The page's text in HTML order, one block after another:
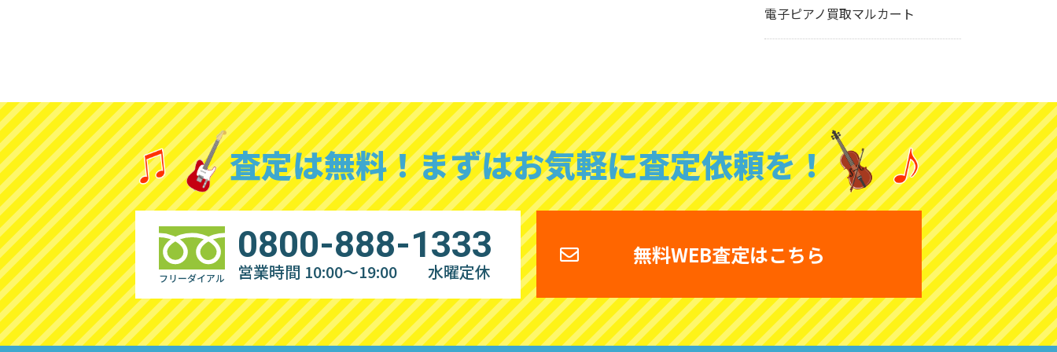
電子ピアノ買取マルカート
査定は無料！まずはお気軽に査定依頼を！
フリーダイアル
0800-888-1333
営業時間 10:00～19:00 水曜定休
無料WEB査定はこちら